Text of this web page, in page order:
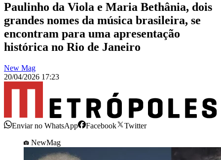
Paulinho da Viola e Maria Bethânia, dois
grandes nomes da música brasileira, se
encontram para uma apresentação
histórica no Rio de Janeiro
New Mag
20/04/2026 17:23
Enviar no WhatsApp Facebook
Twitter
NewMag